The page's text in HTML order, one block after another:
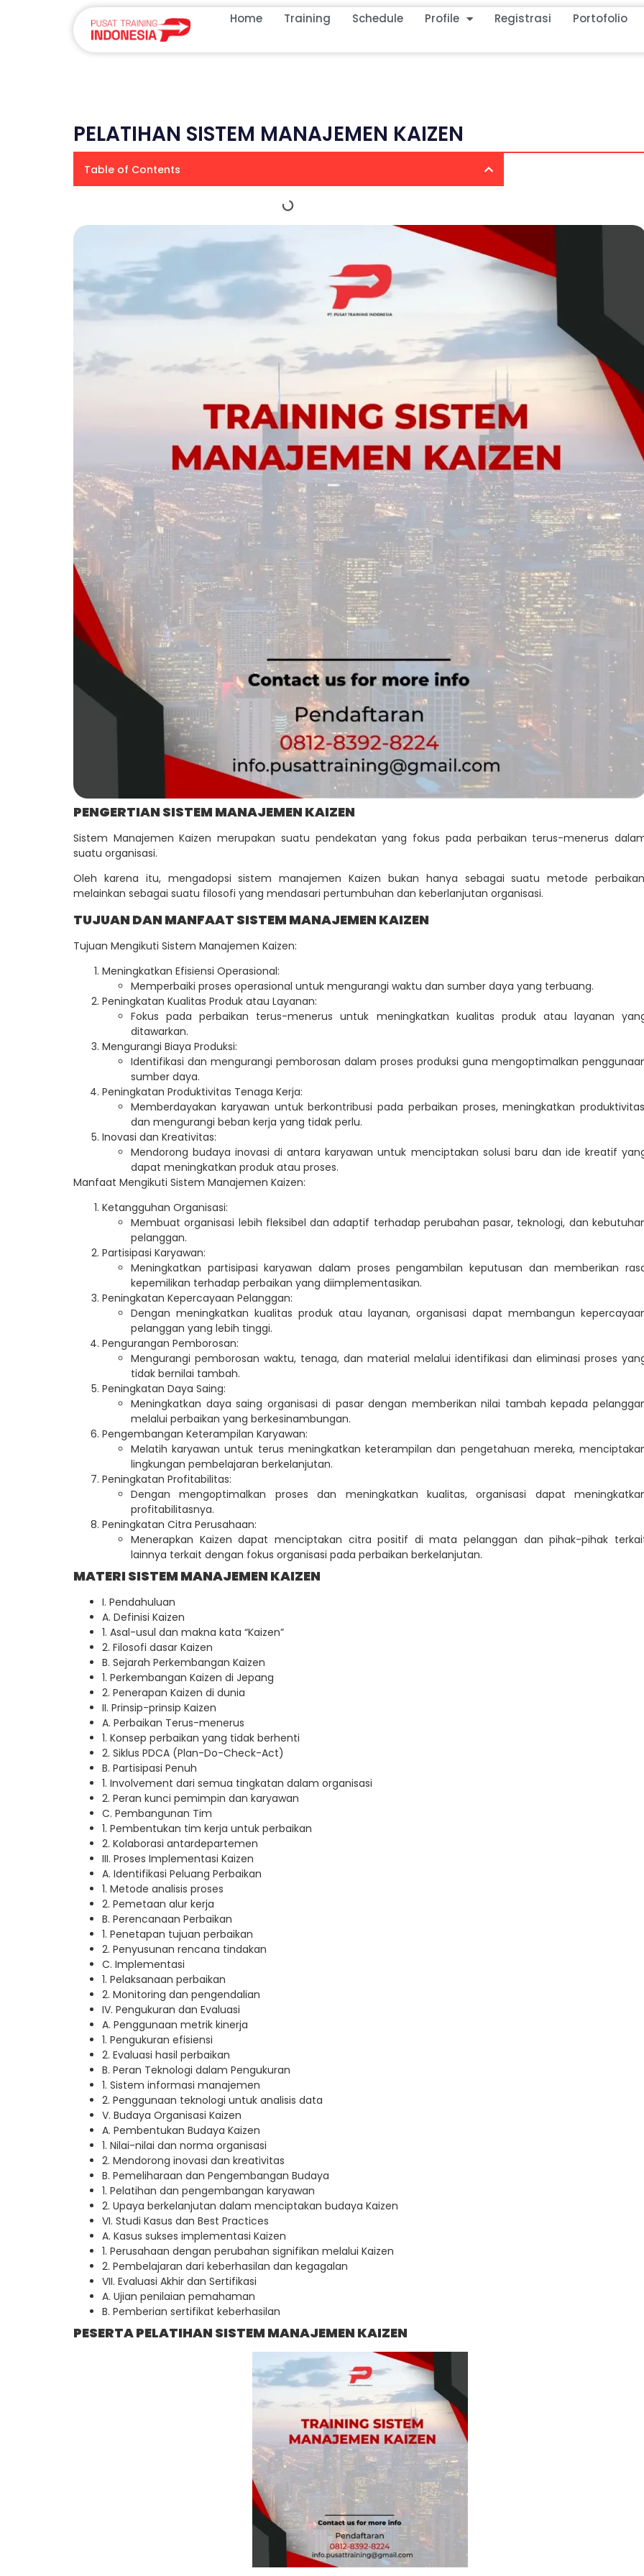
Home Training Schedule Profile Registrasi Portofolio
PELATIHAN SISTEM MANAJEMEN KAIZEN
Table of Contents
PENGERTIAN SISTEM MANAJEMEN KAIZEN
Sistem Manajemen Kaizen merupakan suatu pendekatan yang fokus pada perbaikan terus-menerus
suatu organisasi.
Oleh karena itu, mengadopsi sistem manajemen Kaizen bukan hanya sebagai suatu metode
melainkan sebagai suatu filosofi yang mendasari pertumbuhan dan keberlanjutan organisasi.
TUJUAN DAN MANFAAT SISTEM MANAJEMEN KAIZEN
Tujuan Mengikuti Sistem Manajemen Kaizen:
Meningkatkan Efisiensi Operasional:
Memperbaiki proses operasional untuk mengurangi waktu dan sumber daya yang terbuang.
Peningkatan Kualitas Produk atau Layanan:
Fokus pada perbaikan terus-menerus untuk meningkatkan kualitas produk atau layanan
ditawarkan.
Mengurangi Biaya Produksi:
Identifikasi dan mengurangi pemborosan dalam proses produksi guna mengoptimalkan
sumber daya.
Peningkatan Produktivitas Tenaga Kerja:
Memberdayakan karyawan untuk berkontribusi pada perbaikan proses, meningkatkan
dan mengurangi beban kerja yang tidak perlu.
Inovasi dan Kreativitas:
Mendorong budaya inovasi di antara karyawan untuk menciptakan solusi baru dan ide kreatif
dapat meningkatkan produk atau proses.
Manfaat Mengikuti Sistem Manajemen Kaizen:
Ketangguhan Organisasi:
Membuat organisasi lebih fleksibel dan adaptif terhadap perubahan pasar, teknologi, dan
pelanggan.
Partisipasi Karyawan:
Meningkatkan partisipasi karyawan dalam proses pengambilan keputusan dan memberikan
kepemilikan terhadap perbaikan yang diimplementasikan.
Peningkatan Kepercayaan Pelanggan:
Dengan meningkatkan kualitas produk atau layanan, organisasi dapat membangun
pelanggan yang lebih tinggi.
Pengurangan Pemborosan:
Mengurangi pemborosan waktu, tenaga, dan material melalui identifikasi dan eliminasi proses
tidak bernilai tambah.
Peningkatan Daya Saing:
Meningkatkan daya saing organisasi di pasar dengan memberikan nilai tambah kepada
melalui perbaikan yang berkesinambungan.
Pengembangan Keterampilan Karyawan:
Melatih karyawan untuk terus meningkatkan keterampilan dan pengetahuan mereka,
lingkungan pembelajaran berkelanjutan.
Peningkatan Profitabilitas:
Dengan mengoptimalkan proses dan meningkatkan kualitas, organisasi dapat
profitabilitasnya.
Peningkatan Citra Perusahaan:
Menerapkan Kaizen dapat menciptakan citra positif di mata pelanggan dan pihak-pihak
lainnya terkait dengan fokus organisasi pada perbaikan berkelanjutan.
MATERI SISTEM MANAJEMEN KAIZEN
I. Pendahuluan
A. Definisi Kaizen
1. Asal-usul dan makna kata “Kaizen”
2. Filosofi dasar Kaizen
B. Sejarah Perkembangan Kaizen
1. Perkembangan Kaizen di Jepang
2. Penerapan Kaizen di dunia
II. Prinsip-prinsip Kaizen
A. Perbaikan Terus-menerus
1. Konsep perbaikan yang tidak berhenti
2. Siklus PDCA (Plan-Do-Check-Act)
B. Partisipasi Penuh
1. Involvement dari semua tingkatan dalam organisasi
2. Peran kunci pemimpin dan karyawan
C. Pembangunan Tim
1. Pembentukan tim kerja untuk perbaikan
2. Kolaborasi antardepartemen
III. Proses Implementasi Kaizen
A. Identifikasi Peluang Perbaikan
1. Metode analisis proses
2. Pemetaan alur kerja
B. Perencanaan Perbaikan
1. Penetapan tujuan perbaikan
2. Penyusunan rencana tindakan
C. Implementasi
1. Pelaksanaan perbaikan
2. Monitoring dan pengendalian
IV. Pengukuran dan Evaluasi
A. Penggunaan metrik kinerja
1. Pengukuran efisiensi
2. Evaluasi hasil perbaikan
B. Peran Teknologi dalam Pengukuran
1. Sistem informasi manajemen
2. Penggunaan teknologi untuk analisis data
V. Budaya Organisasi Kaizen
A. Pembentukan Budaya Kaizen
1. Nilai-nilai dan norma organisasi
2. Mendorong inovasi dan kreativitas
B. Pemeliharaan dan Pengembangan Budaya
1. Pelatihan dan pengembangan karyawan
2. Upaya berkelanjutan dalam menciptakan budaya Kaizen
VI. Studi Kasus dan Best Practices
A. Kasus sukses implementasi Kaizen
1. Perusahaan dengan perubahan signifikan melalui Kaizen
2. Pembelajaran dari keberhasilan dan kegagalan
VII. Evaluasi Akhir dan Sertifikasi
A. Ujian penilaian pemahaman
B. Pemberian sertifikat keberhasilan
PESERTA PELATIHAN SISTEM MANAJEMEN KAIZEN